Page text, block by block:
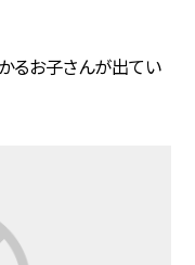
るお子さんが出てい